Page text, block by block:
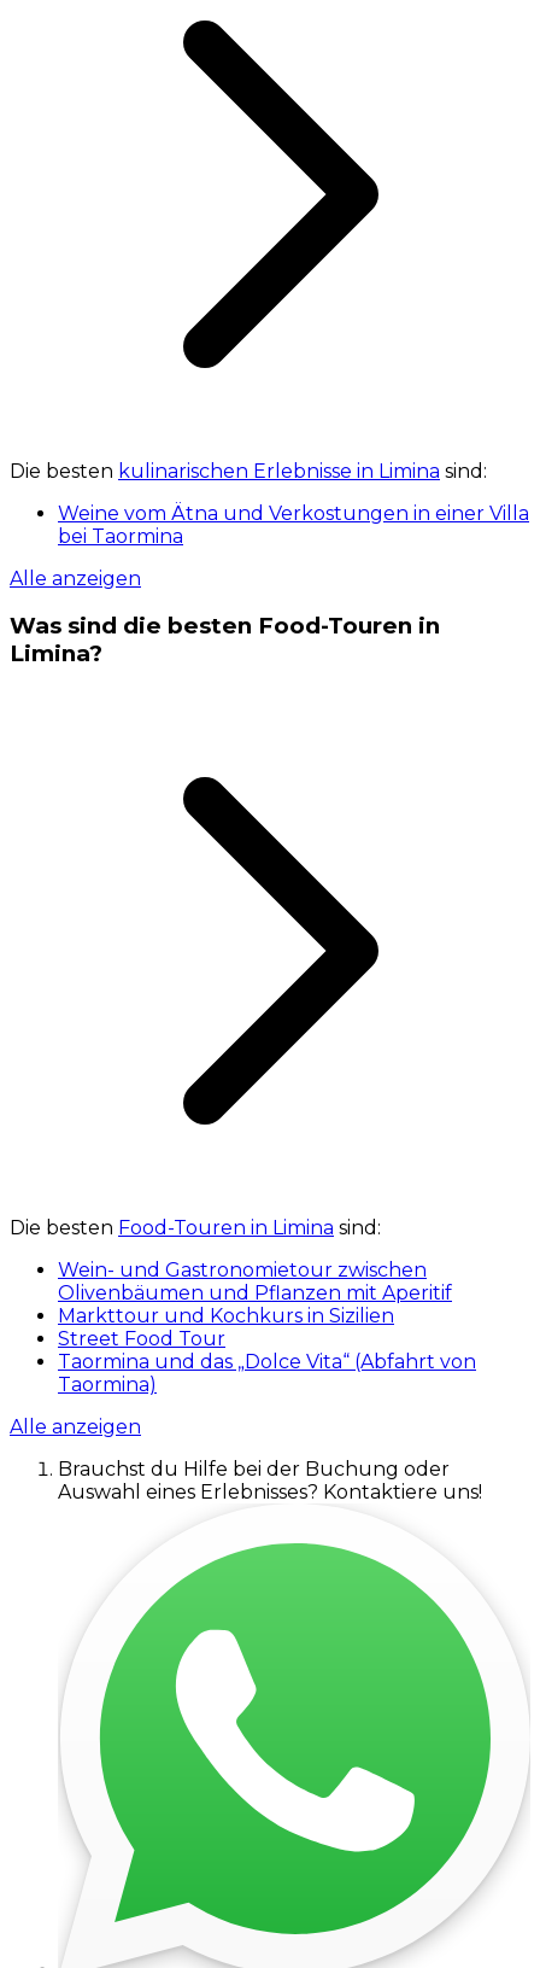
Die besten kulinarischen Erlebnisse in Limina sind:
Weine vom Ätna und Verkostungen in einer Villa
bei Taormina
Alle anzeigen
Was sind die besten Food-Touren in
Limina?
Die besten Food-Touren in Limina sind:
Wein- und Gastronomietour zwischen
Olivenbäumen und Pflanzen mit Aperitif
Markttour und Kochkurs in Sizilien
Street Food Tour
Taormina und das „Dolce Vita“ (Abfahrt von
Taormina)
Alle anzeigen
Brauchst du Hilfe bei der Buchung oder
Auswahl eines Erlebnisses? Kontaktiere uns!